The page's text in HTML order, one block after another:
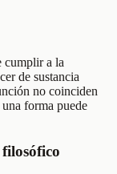
cumplir a la
de sustancia
no coinciden
forma puede